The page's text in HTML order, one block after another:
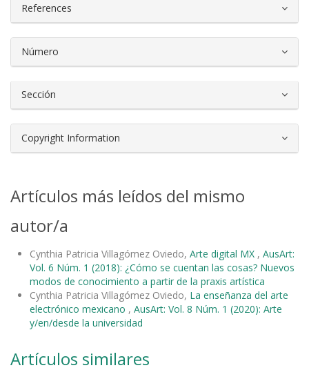
References
Número
Sección
Copyright Information
Artículos más leídos del mismo
autor/a
Cynthia Patricia Villagómez Oviedo, Arte digital MX , AusArt:
Vol. 6 Núm. 1 (2018): ¿Cómo se cuentan las cosas? Nuevos
modos de conocimiento a partir de la praxis artística
Cynthia Patricia Villagómez Oviedo, La enseñanza del arte
electrónico mexicano , AusArt: Vol. 8 Núm. 1 (2020): Arte
y/en/desde la universidad
Artículos similares